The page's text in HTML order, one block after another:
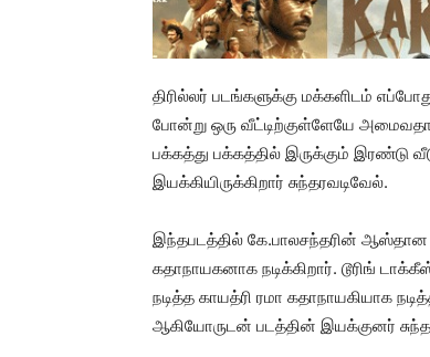
திரில்லர் படங்களுக்கு மக்களிடம்
போன்று ஒரு வீட்டிற்குள்ளேயே
பக்கத்து பக்கத்தில் இருக்கும் இரண்டு
இயக்கியிருக்கிறார் சுந்தரவடிவேல்.
இந்தபடத்தில் கே.பாலசந்தரின் ஆஸ்தான
கதாநாயகனாக நடிக்கிறார். டூரிங்
நடித்த காயத்ரி ரமா கதாநாயகியாக
ஆகியோருடன் படத்தின் இயக்குனர்